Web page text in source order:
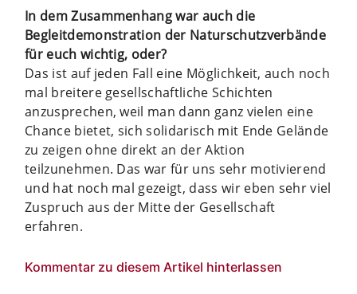
In dem Zusammenhang war auch die
Begleitdemonstration der Naturschutzverbände
für euch wichtig, oder?
Das ist auf jeden Fall eine Möglichkeit, auch noch
mal breitere gesellschaftliche Schichten
anzusprechen, weil man dann ganz vielen eine
Chance bietet, sich solidarisch mit Ende Gelände
zu zeigen ohne direkt an der Aktion
teilzunehmen. Das war für uns sehr motivierend
und hat noch mal gezeigt, dass wir eben sehr viel
Zuspruch aus der Mitte der Gesellschaft
erfahren.
Kommentar zu diesem Artikel hinterlassen